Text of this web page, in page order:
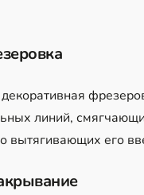
линий,
вытягивающих его